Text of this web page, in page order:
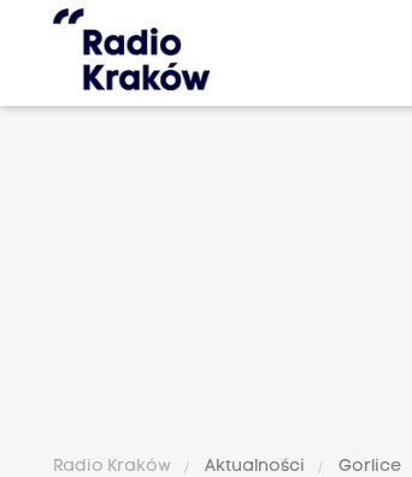
Radio Kraków Aktualności Gorlice